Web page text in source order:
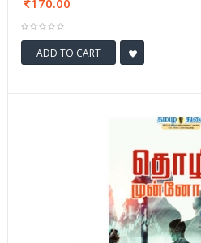
170.00
ADD TO CART